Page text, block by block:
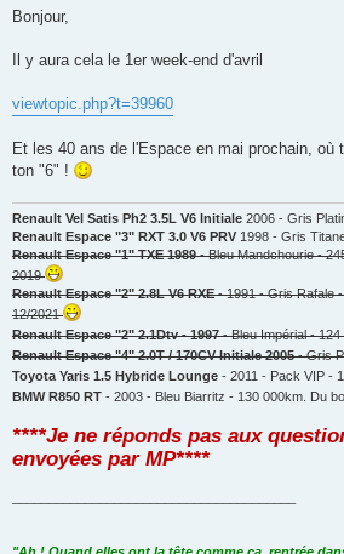
s
g
e
o
n
u
Bonjour,
Il y aura cela le 1er week-end d'avril
viewtopic.php?t=39960
Et les 40 ans de l'Espace en mai prochain, où
ton "6" !
Renault Vel Satis Ph2 3.5L V6 Initiale 2006 - Gris
Renault Espace "3" RXT 3.0 V6 PRV 1998 - Gris
Renault Espace "1" TXE 1989- Bleu Mandchourie -
2019
Renault Espace "2" 2.8L V6 RXE- 1991 - Gris Rafale
12/2021
Renault Espace "2" 2.1Dtv - 1997- Bleu Impérial -
Renault Espace "4" 2.0T / 170CV Initiale 2005- Gris
Toyota Yaris 1.5 Hybride Lounge - 2011 - Pack VIP -
BMW R850 RT - 2003 - Bleu Biarritz - 130 000km. Du
****Je ne réponds pas aux
envoyées par MP****